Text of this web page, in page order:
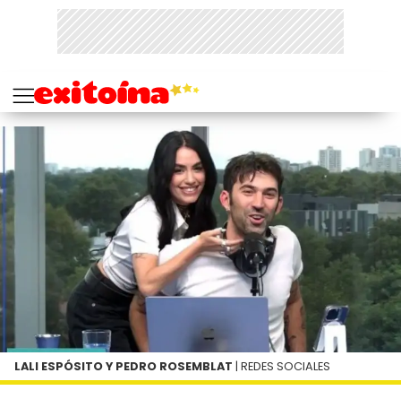
LALI ESPÓSITO Y PEDRO ROSEMBLAT | REDES SOCIALES